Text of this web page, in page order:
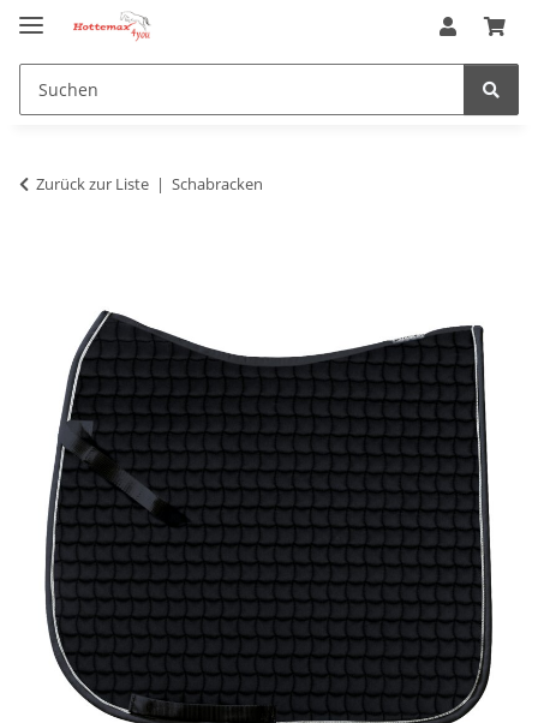
Zurück zur Liste Schabracken